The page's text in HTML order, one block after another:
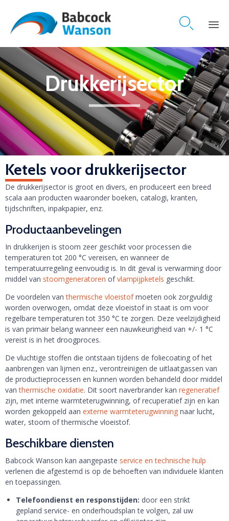

Skip
to
content
Drukkerijsector
Ketels voor drukkerijsector
De drukkerijsector is groot en divers, en produceert een breed
scala aan producten waaronder boeken, catalogi, kranten,
tijdschriften, inpakpapier, enz.
Productaanbevelingen
In drukkerijen is stoom zeer geschikt voor processen die
temperaturen tot 200 °C vereisen, en wanneer de
temperatuurregeling eenvoudig is. In dit geval is verwarming door
middel van stoomgeneratoren ofvlampijpketels geschikt.
De voordelen vanthermische vloeistofmoeten ook zorgvuldig
worden overwogen, omdat deze vloeistof in staat is om voor
regelbare temperaturen tot 350 °C te zorgen. Deze veelzijdigheid
is van primair belang wanneer een nauwkeurigheid van +/- 1 °C
vereist is in het droogproces.
De vluchtige stoffen die ontstaan tijdens de foliecoating of het
aanbrengen van lijmen enz., verontreinigen de uitlaatgassen van
de productieprocessen en kunnen worden behandeld door middel
vanthermische oxidatie. Dit soort naverbrander kan regeneratief
zijn, met interne warmteterugwinning, of recuperatief zijn en kan
worden gekoppeld aan externe warmteterugwinning naar lucht,
water, stoom of thermische vloeistof.
Beschikbare diensten
Babcock Wanson kan aangepaste service en technische hulp
verlenen die afgestemd is op de behoeften van individuele klanten
en toepassingen.
Telefoondienst en responstijden: door een strikt
gepland service- en onderhoudsplan te volgen, zal uw